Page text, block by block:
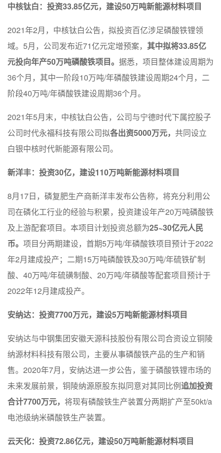
中核钛白：投资33.85亿元，建设50万吨新能源材料项目
2021年2月，中核钛白公告，拟投资百亿涉足磷酸铁锂领
域。5月，公司发布近71亿元定增预案， 其中拟将33.85亿
元投向年产50万吨磷酸铁项目。 据悉，项目整体建设周期为
36个月，其中一阶段10万吨/年磷酸铁建设周期24个月，二
阶段40万吨/年磷酸铁建设周期36个月。
2021年5月末，中核钛白公告，公司与宁德时代下属控股子
公司时代永福科技有限公司拟各出资5000万元， 共同设立
白银中核时代新能源有限公司。
新洋丰：投资30亿，建设110万吨新能源材料项目
8月17日，磷复肥生产商新洋丰发布公告称，将充分利用公
司在磷化工行业的经验与积累，投资建设年产20万吨磷酸铁
及上游配套项目。本项目计划投资总额为25~30亿元人民
币。 项目分两期建设，首期5万吨/年磷酸铁项目预计于2022
年2月建成投产；二期15万吨磷酸铁及30万吨/年硫铁矿制
酸、40万吨/年硫磺制酸、20万吨/年磷酸等配套项目预计于
2022年12月建成投产。
安纳达：投资7700万元，建设5万吨新能源材料项目
安纳达与中钢集团安徽天源科技股份有限公司合资设立铜陵
纳源材料科技有限公司，主要从事磷酸铁产品的生产和销
售。2020年7月，安纳达进一步公告，鉴于磷酸铁锂市场的
未来发展前景，铜陵纳源原股东拟同意对其同比例追加投资
合计7700万元， 将现有磷酸铁生产装置分两期扩产至50kt/a
电池级纳米磷酸铁生产装置。
云天化：投资72.86亿元，建设50万吨新能源材料项目